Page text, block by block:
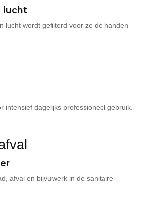
lucht
lucht wordt gefilterd voor ze de handen
intensief dagelijks professioneel gebruik.
afval en bijvulwerk in de sanitaire